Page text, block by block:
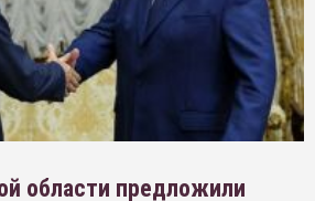
области предложили